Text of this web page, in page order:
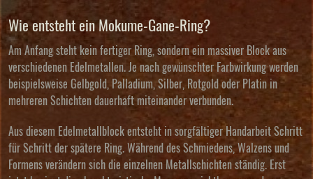
Wie entsteht ein Mokume-Gane-Ring?
Am Anfang steht kein fertiger Ring, sondern ein massiver Block aus
verschiedenen Edelmetallen. Je nach gewünschter Farbwirkung werden
beispielsweise Gelbgold, Palladium, Silber, Rotgold oder Platin in
mehreren Schichten dauerhaft miteinander verbunden.
Aus diesem Edelmetallblock entsteht in sorgfältiger Handarbeit Schritt
für Schritt der spätere Ring. Während des Schmiedens, Walzens und
Formens verändern sich die einzelnen Metallschichten ständig. Erst